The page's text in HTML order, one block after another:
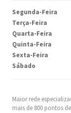
Maior rede
mais de 800 pontos
Segunda-Feira
Terça-Feira
Quarta-Feira
Quinta-Feira
Sexta-Feira
Sábado